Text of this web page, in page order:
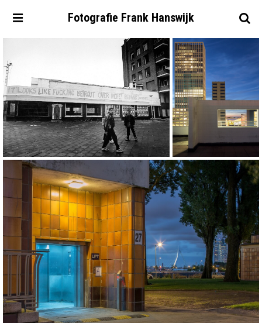
Fotografie Frank Hanswijk